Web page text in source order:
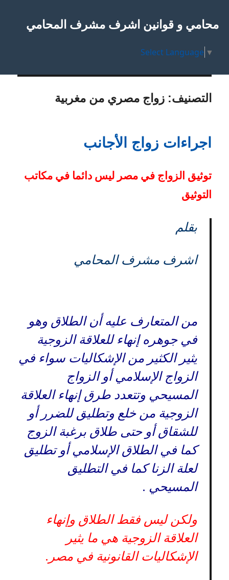
محامي و قوانين اشرف مشرف المحامي
Select Language ▼
التصنيف:زواج مصري من مغربية
اجراءات زواج الأجانب
توثيق الزواج في مصر ليس دائما في مكاتب
التوثيق
بقلم
اشرف مشرف المحامي
من المتعارف عليه أن الطلاق وهو
في جوهره إنهاء للعلاقة الزوجية
يثير الكثير من الإشكاليات سواء في
الزواج الإسلامي أو الزواج
المسيحي وتتعدد طرق إنهاء العلاقة
الزوجية من خلع وتطليق للضرر أو
للشقاق أو حتى طلاق برغبة الزوج
كما في الطلاق الإسلامي أو تطليق
لعلة الزنا كما في التطليق
المسيحي .
ولكن ليس فقط الطلاق وإنهاء
العلاقة الزوجية هي ما يثير
الإشكاليات القانونية في مصر.